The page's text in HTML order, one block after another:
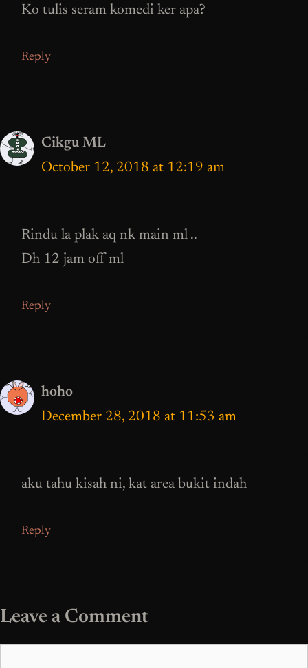
Ko tulis seram komedi ker apa?
Reply
Cikgu ML
October 12, 2018 at 12:19 am
Rindu la plak aq nk main ml ..
Dh 12 jam off ml
Reply
hoho
December 28, 2018 at 11:53 am
aku tahu kisah ni, kat area bukit indah
Reply
Leave a Comment